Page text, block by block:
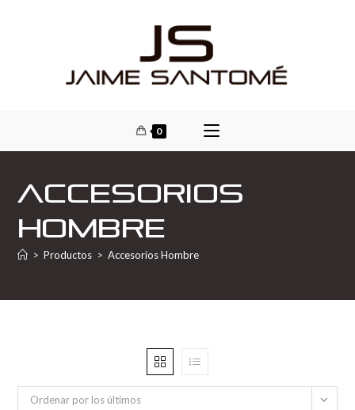
0
Accesorios
Hombre
> Productos > Accesorios Hombre
Ordenar por los últimos